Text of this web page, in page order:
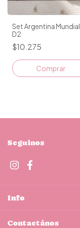
Set Argentina Mundial
D2
$10.275
Seguinos
Info
Contactános